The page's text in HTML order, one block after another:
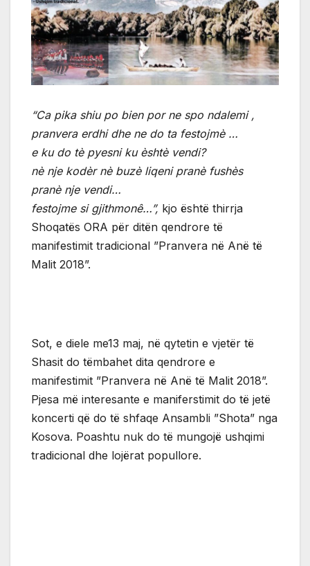
“Ca pika shiu po bien por ne spo ndalemi ,
pranvera erdhi dhe ne do ta festojmè …
e ku do tè pyesni ku èshtè vendi?
nè nje kodèr nè buzè liqeni pranè fushès
pranè nje vendi…
festojme si gjithmonê…”, kjo është thirrja
Shoqatës ORA për ditën qendrore të
manifestimit tradicional ”Pranvera në Anë të
Malit 2018”.
Sot, e diele me13 maj, në qytetin e vjetër të
Shasit do tëmbahet dita qendrore e
manifestimit ”Pranvera në Anë të Malit 2018”.
Pjesa më interesante e maniferstimit do të jetë
koncerti që do të shfaqe Ansambli ”Shota” nga
Kosova. Poashtu nuk do të mungojë ushqimi
tradicional dhe lojërat popullore.